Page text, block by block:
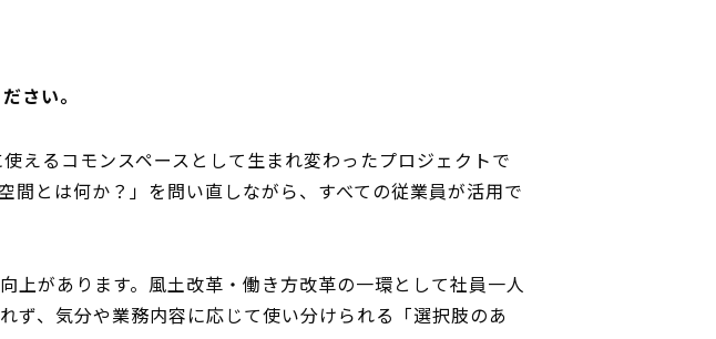
さい。
えるコモンスペースとして生まれ変わったプロジェクトで
とは何か？」を問い直しながら、すべての従業員が活用で
上があります。風土改革・働き方改革の一環として社員一人
ず、気分や業務内容に応じて使い分けられる「選択肢のあ